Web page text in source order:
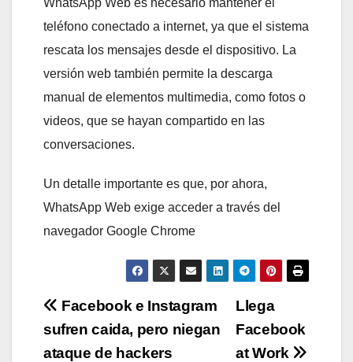
teléfono conectado a internet, ya que el sistema
rescata los mensajes desde el dispositivo. La
versión web también permite la descarga
manual de elementos multimedia, como fotos o
videos, que se hayan compartido en las
conversaciones.
Un detalle importante es que, por ahora,
WhatsApp Web exige acceder a través del
navegador Google Chrome
Navegación
de
Llega
Facebook
at Work
Facebook e Instagram
sufren caida, pero niegan
ataque de hackers